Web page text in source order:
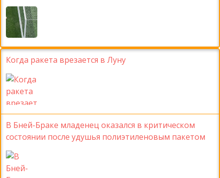
Когда ракета врезается в Луну
В Бней-Браке младенец оказался в критическом
состоянии после удушья полиэтиленовым пакетом